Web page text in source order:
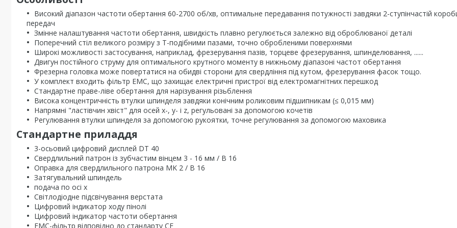
Високий діапазон частоти обертання 60-2700 об/хв, оптимальне передавання потужності завдяки 2-ступінчастій
передач
Змінне налаштування частоти обертання, швидкість плавно регулюється залежно від оброблюваної деталі
Поперечний стіл великого розміру з Т-подібними пазами, точно обробленими поверхнями
Широкі можливості застосування, наприклад, фрезерування пазів, торцеве фрезерування, шпинделювання, ......
Двигун постійного струму для оптимального крутного моменту в нижньому діапазоні частот обертання
Фрезерна головка може повертатися на обидві сторони для свердління під кутом, фрезерування фасок тощо.
У комплект входить фільтр ЕМС, що захищає електричні пристрої від електромагнітних перешкод
Стандартне праве-ліве обертання для нарізування різьблення
Висока концентричність втулки шпинделя завдяки конічним роликовим підшипникам (≤ 0,015 мм)
Напрямні "ластівчин хвіст" для осей x-, y- і z, регульовані за допомогою кочетів
Регулювання втулки шпинделя за допомогою рукоятки, точне регулювання за допомогою маховика
Стандартне приладдя
3-осьовий цифровий дисплей DT 40
Свердлильний патрон із зубчастим вінцем 3 - 16 мм / B 16
Оправка для свердлильного патрона MK 2 / B 16
Затягувальний шпиндель
подача по осі x
Світлодіодне підсвічування верстата
Цифровий індикатор ходу пінолі
Цифровий індикатор частоти обертання
ЕМС-фільтр відповідно до стандарту CE